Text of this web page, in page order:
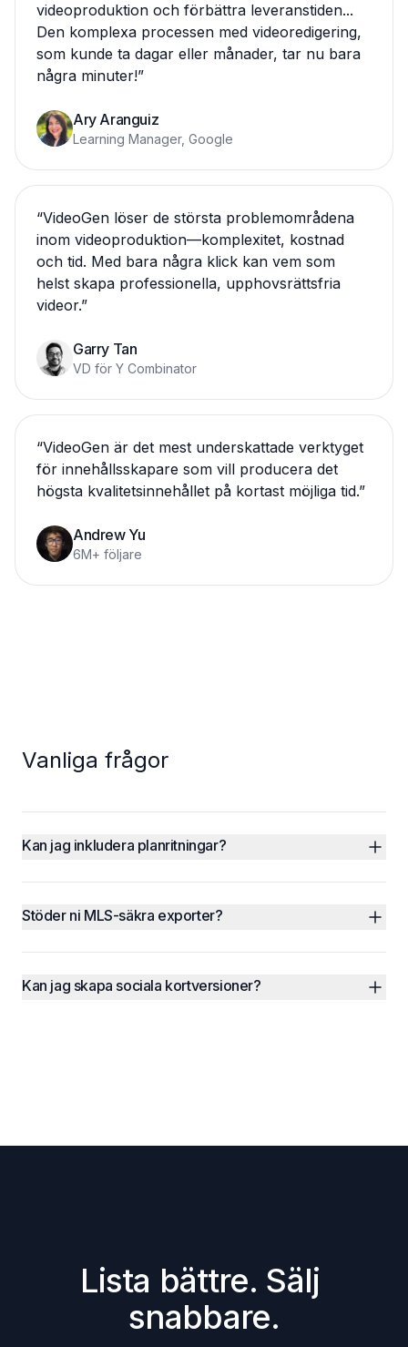
videoproduktion och förbättra leveranstiden...
Den komplexa processen med videoredigering,
som kunde ta dagar eller månader, tar nu bara
några minuter!”
Ary Aranguiz
Learning Manager, Google
“VideoGen löser de största problemområdena
inom videoproduktion—komplexitet, kostnad
och tid. Med bara några klick kan vem som
helst skapa professionella, upphovsrättsfria
videor.”
Garry Tan
VD för Y Combinator
“VideoGen är det mest underskattade verktyget
för innehållsskapare som vill producera det
högsta kvalitetsinnehållet på kortast möjliga tid.”
Andrew Yu
6M+ följare
Vanliga frågor
Kan jag inkludera planritningar?
Stöder ni MLS-säkra exporter?
Kan jag skapa sociala kortversioner?
Lista bättre. Sälj
snabbare.